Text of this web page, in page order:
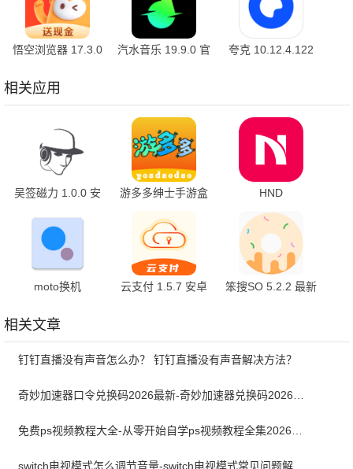
悟空浏览器 17.3.0
汽水音乐 19.9.0 官
夸克 10.12.4.122
相关应用
吴签磁力 1.0.0 安
游多多绅士手游盒
HND
moto换机
云支付 1.5.7 安卓
笨搜SO 5.2.2 最新
相关文章
钉钉直播没有声音怎么办？ 钉钉直播没有声音解决方法？
switch电视模式怎么调节音量-switch电视模式常见问题解决方案